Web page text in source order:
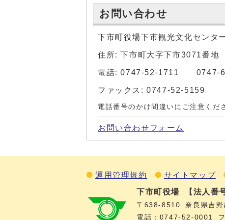
お問い合わせ
下市町役場下市観光文化センタ
住所: 下市町大字下市3071番地
電話: 0747-52-1711 0747-
ファックス: 0747-52-5159
電話番号のかけ間違いにご注意くだ
お問い合わせフォーム
運用管理規約 サイトマップ
下市町役場
【法人番
〒638-8510
奈良県吉
電話： 0747‐52‐0001